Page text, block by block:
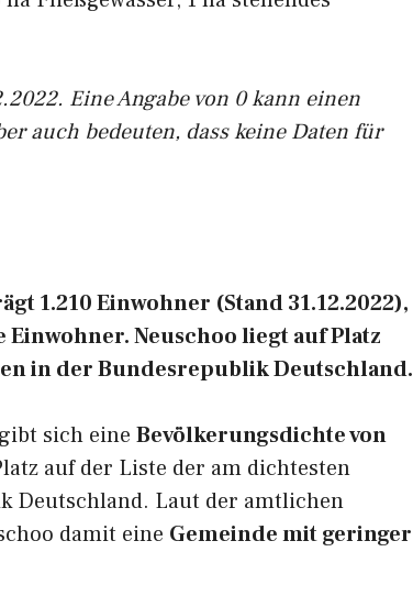
Eine Angabe von 0 kann einen
auch bedeuten, dass keine Daten für
1.210 Einwohner (Stand 31.12.2022),
Neuschoo liegt auf Platz
in der Bundesrepublik Deutschland.
sich eine Bevölkerungsdichte von
auf der Liste der am dichtesten
Deutschland. Laut der amtlichen
damit eine Gemeinde mit geringer